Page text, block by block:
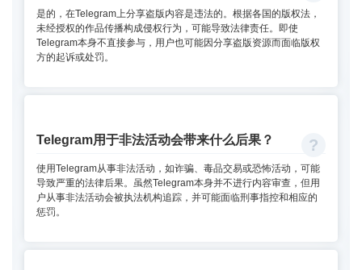
是的，在Telegram上分享盗版内容是违法的。根据各国的版权法，
未经授权的作品传播构成侵权行为，可能导致法律责任。即使
Telegram本身不直接参与，用户也可能因分享盗版资源而面临版权
方的起诉或处罚。
Telegram用于非法活动会带来什么后果？
使用Telegram从事非法活动，如诈骗、毒品交易或恐怖活动，可能
导致严重的法律后果。虽然Telegram本身并不进行内容审查，但用
户从事非法活动会被执法机构追踪，并可能面临刑事指控和相应的
惩罚。